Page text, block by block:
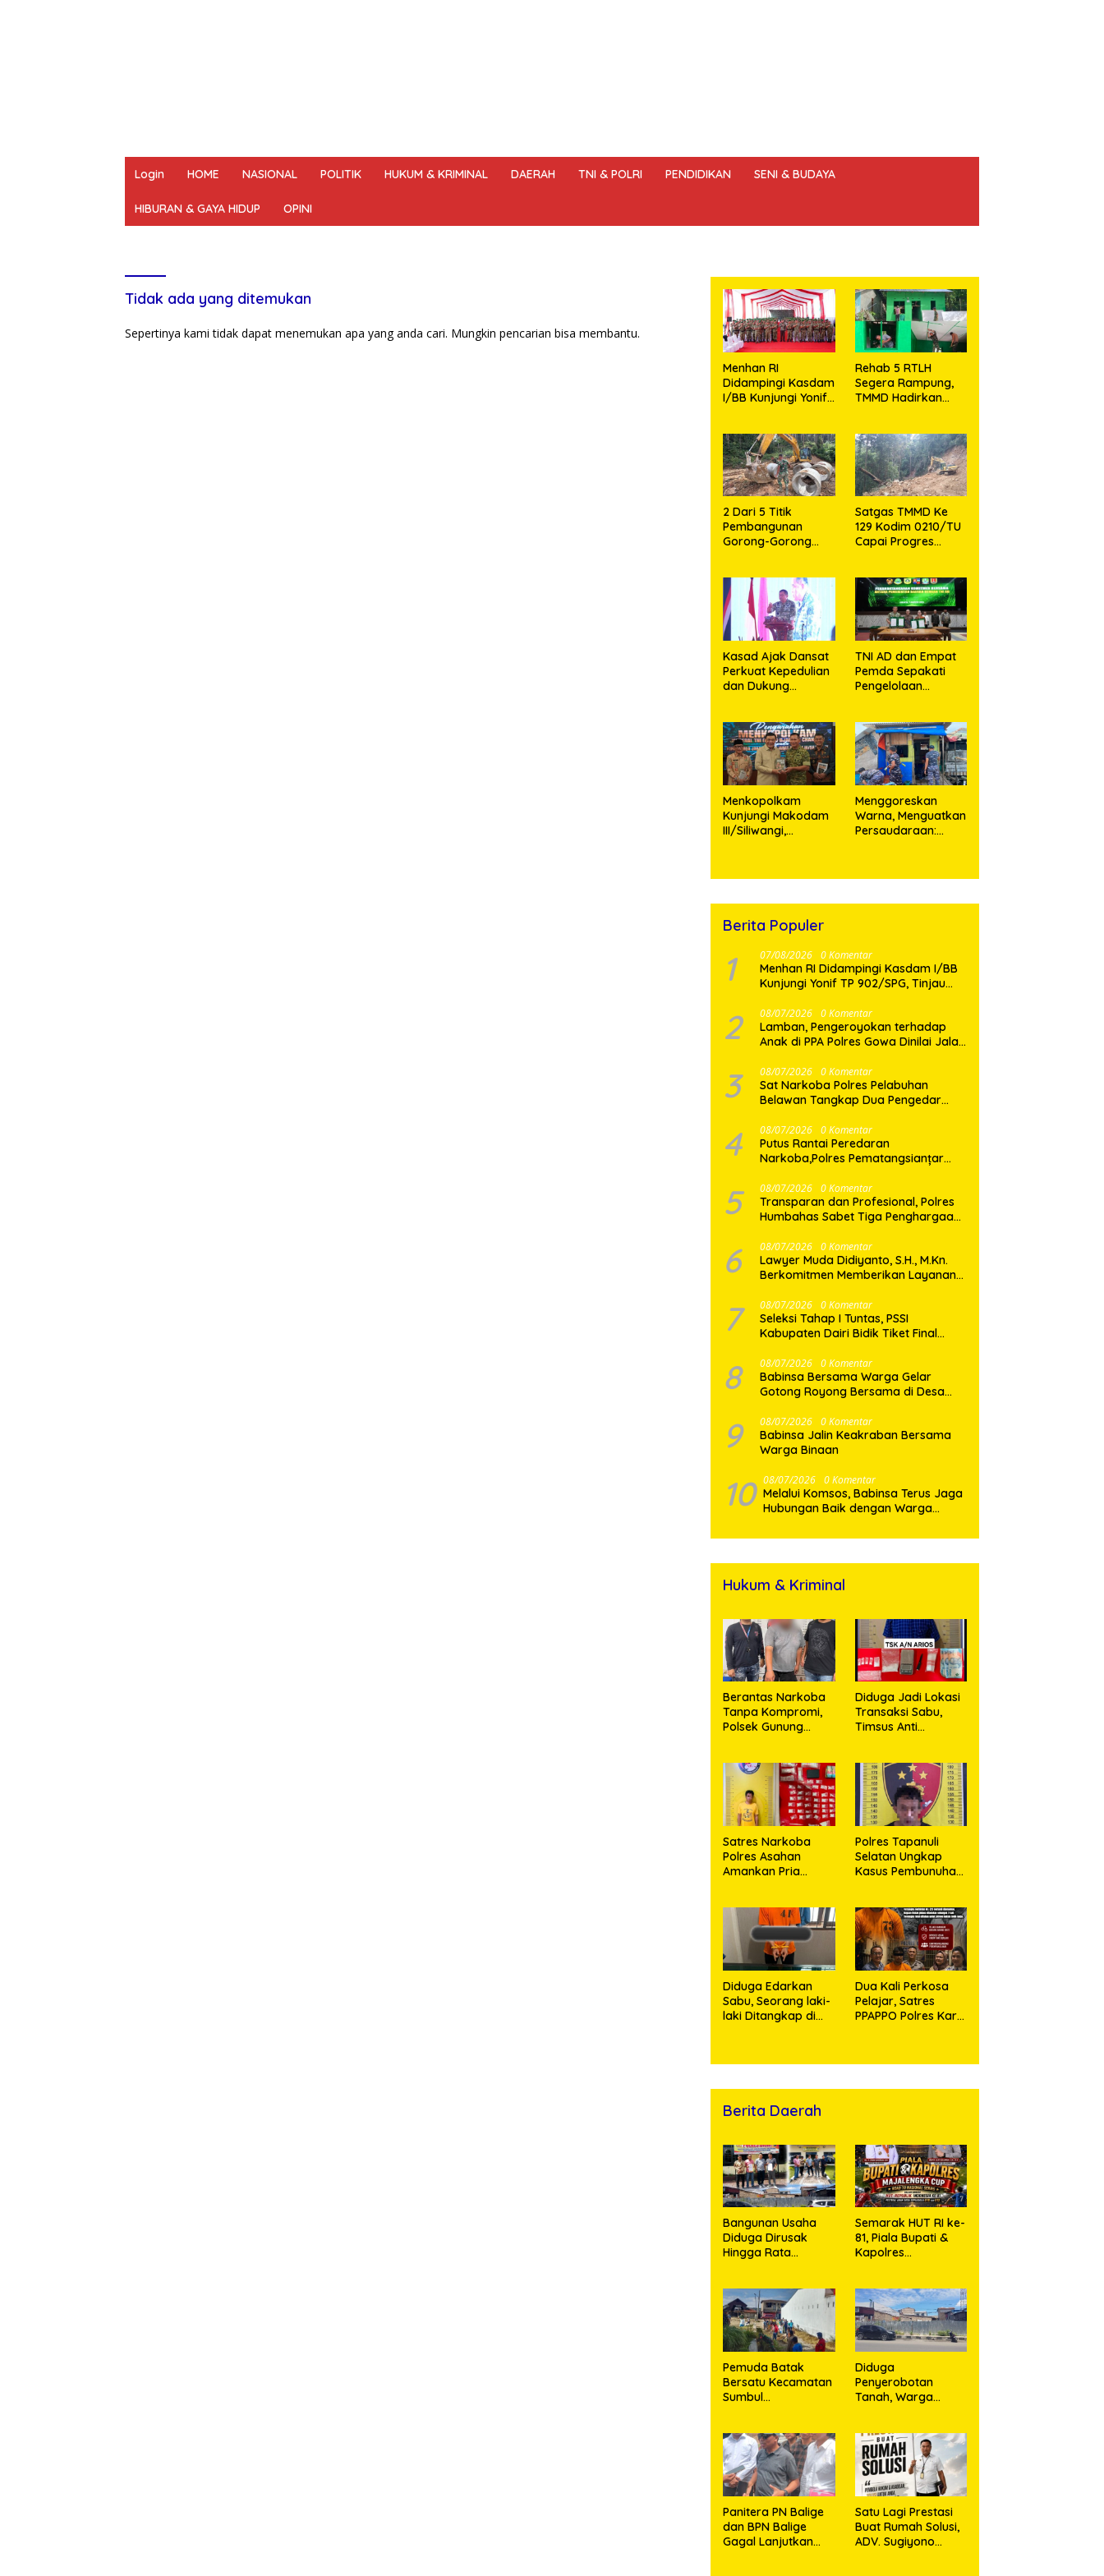
Login HOME NASIONAL POLITIK HUKUM & KRIMINAL DAERAH TNI & POLRI PENDIDIKAN SENI & BUDAYA
HIBURAN & GAYA HIDUP OPINI
Tidak ada yang ditemukan
Sepertinya kami tidak dapat menemukan apa yang anda cari. Mungkin pencarian bisa membantu.
Menhan RI
Didampingi Kasdam
I/BB Kunjungi Yonif
Motivasi Prajurit
Rehab 5 RTLH
Segera Rampung,
TMMD Hadirkan
Sijarango
2 Dari 5 Titik
Pembangunan
Gorong-Gorong
Capai 100 Persen
Satgas TMMD Ke
129 Kodim 0210/TU
Capai Progres
Kasad Ajak Dansat
Perkuat Kepedulian
dan Dukung
TNI AD dan Empat
Pemda Sepakati
Pengelolaan
Menkopolkam
Kunjungi Makodam
III/Siliwangi,
‎Menggoreskan
Warna, Menguatkan
Persaudaraan:
Berita Populer
1 07/08/2026 0 Komentar
Menhan RI Didampingi Kasdam I/BB
Kunjungi Yonif TP 902/SPG, Tinjau
2 08/07/2026 0 Komentar
Lamban, Pengeroyokan terhadap
Anak di PPA Polres Gowa Dinilai Jalan
3 08/07/2026 0 Komentar
Sat Narkoba Polres Pelabuhan
Belawan Tangkap Dua Pengedar
4 08/07/2026 0 Komentar
Putus Rantai Peredaran
Narkoba,Polres Pematangsianțar
5 08/07/2026 0 Komentar
Transparan dan Profesional, Polres
Humbahas Sabet Tiga Penghargaan
6 08/07/2026 0 Komentar
Lawyer Muda Didiyanto, S.H., M.Kn.
Berkomitmen Memberikan Layanan
Pada Keadilan
7 08/07/2026 0 Komentar
Seleksi Tahap I Tuntas, PSSI
Kabupaten Dairi Bidik Tiket Final
8 08/07/2026 0 Komentar
Babinsa Bersama Warga Gelar
Gotong Royong Bersama di Desa
9 08/07/2026 0 Komentar
Babinsa Jalin Keakraban Bersama
Warga Binaan
10 08/07/2026 0 Komentar
Melalui Komsos, Babinsa Terus Jaga
Hubungan Baik dengan Warga
Hukum & Kriminal
Berantas Narkoba
Tanpa Kompromi,
Polsek Gunung
Nagori Karangsari
Diduga Jadi Lokasi
Transaksi Sabu,
Timsus Anti
Seorang Pria
dengan Barang
Bukti 63,67 Gram
Sabu
Satres Narkoba
Polres Asahan
Amankan Pria
Bukti
Polres Tapanuli
Selatan Ungkap
Kasus Pembunuhan
Anak, Pelaku
Ditangkap
Diduga Edarkan
Sabu, Seorang laki-
laki Ditangkap di
Klip
Dua Kali Perkosa
Pelajar, Satres
PPAPPO Polres Karo
Berita Daerah
Bangunan Usaha
Diduga Dirusak
Hingga Rata
Kirana Ujung dan
Masro Ujung Resmi
Tempuh Jalur
Hukum
Semarak HUT RI ke-
81, Piala Bupati &
Kapolres
Semangat Generasi
Muda
Pemuda Batak
Bersatu Kecamatan
Sumbul
Pembersihan
Massal Sambut HUT
Korem 023/KS dan
HUT Ke-81
Kemerdekaan RI
Diduga
Penyerobotan
Tanah, Warga
Memperjuangkan
Hak Kepemilikan
Panitera PN Balige
dan BPN Balige
Gagal Lanjutkan
Satu Lagi Prestasi
Buat Rumah Solusi,
ADV. Sugiyono